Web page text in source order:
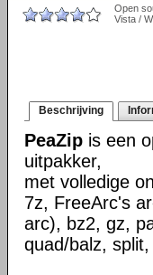
Open
Vista /
Beschrijving
PeaZip is een
uitpakker,
met volledige
7z, FreeArc's
arc), bz2, gz,
quad/balz,